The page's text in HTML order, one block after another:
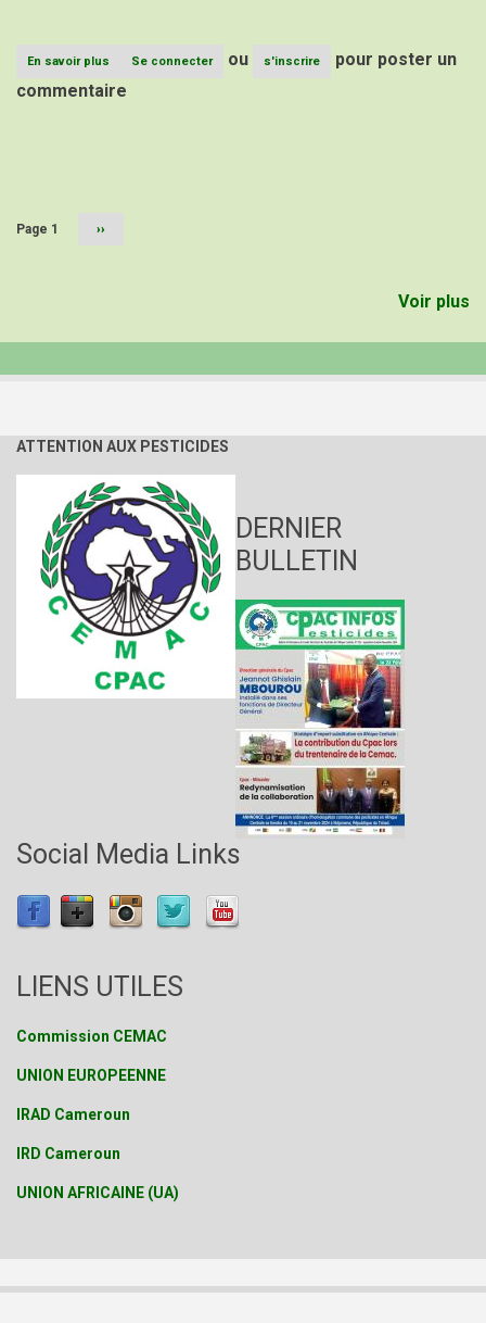
En savoir plus
BULLETIN
CIP
Se connecter ou s'inscrire
pour poster un
commentaire
Page 1
Page
››
Voir plus
ATTENTION AUX PESTICIDES
DERNIER
BULLETIN
Social Media Links
LIENS UTILES
Commission CEMAC
UNION EUROPEENNE
IRAD Cameroun
IRD Cameroun
UNION AFRICAINE (UA)